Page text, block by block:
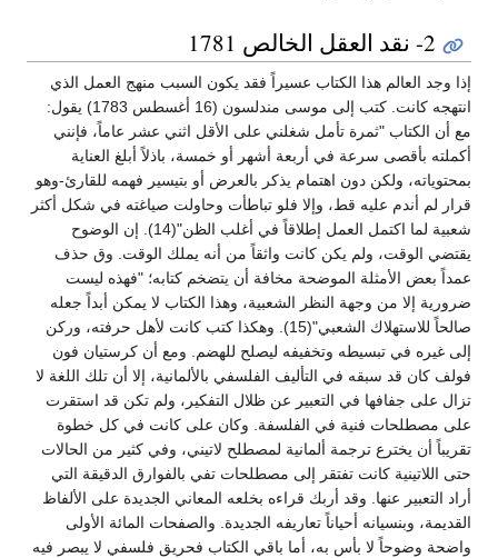
2- نقد العقل الخالص 1781
إذا وجد العالم هذا الكتاب عسيراً فقد يكون السبب منهج العمل الذي
انتهجه كانت. كتب إلى موسى مندلسون (16 أغسطس 1783) يقول:
مع أن الكتاب "ثمرة تأمل شغلني على الأقل اثني عشر عاماً، فإنني
أكملته بأقصى سرعة في أربعة أشهر أو خمسة، باذلاً أبلغ العناية
بمحتوياته، ولكن دون اهتمام يذكر بالعرض أو بتيسير فهمه للقارئ-وهو
قرار لم أندم عليه قط، وإلا فلو تباطأت وحاولت صياغته في شكل أكثر
شعبية لما اكتمل العمل إطلاقاً في أغلب الظن"(14). إن الوضوح
يقتضي الوقت، ولم يكن كانت واثقاً من أنه يملك الوقت. وق حذف
عمداً بعض الأمثلة الموضحة مخافة أن يتضخم كتابه؛ "فهذه ليست
ضرورية إلا من وجهة النظر الشعبية، وهذا الكتاب لا يمكن أبداً جعله
صالحاً للاستهلاك الشعبي"(15). وهكذا كتب كانت لأهل حرفته، وركن
إلى غيره في تبسيطه وتخفيفه ليصلح للهضم. ومع أن كرستيان فون
فولف كان قد سبقه في التأليف الفلسفي بالألمانية، إلا أن تلك اللغة لا
تزال على جفافها في التعبير عن ظلال التفكير، ولم تكن قد استقرت
على مصطلحات فنية في الفلسفة. وكان على كانت في كل خطوة
تقريباً أن يخترع ترجمة ألمانية لمصطلح لاتيني، وفي كثير من الحالات
حتى اللاتينية كانت تفتقر إلى مصطلحات تفي بالفوارق الدقيقة التي
أراد التعبير عنها. وقد أربك قراءه بخلعه المعاني الجديدة على الألفاظ
القديمة، وبنسيانه أحياناً تعاريفه الجديدة. والصفحات المائة الأولى
واضحة وضوحاً لا بأس به، أما باقي الكتاب فحريق فلسفي لا يبصر فيه